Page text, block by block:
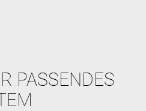
PASSENDES